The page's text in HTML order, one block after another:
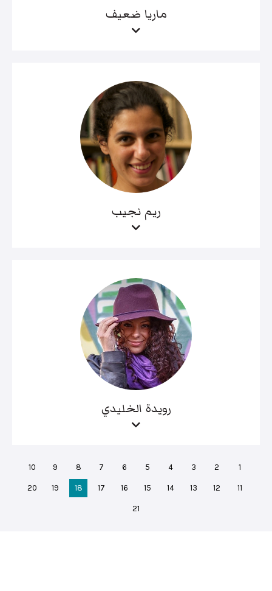
ماريا ضعيف
ريم نجيب
رويدة الخليدي
1
2
3
4
5
6
7
8
9
10
11
12
13
14
15
16
17
18
19
20
21